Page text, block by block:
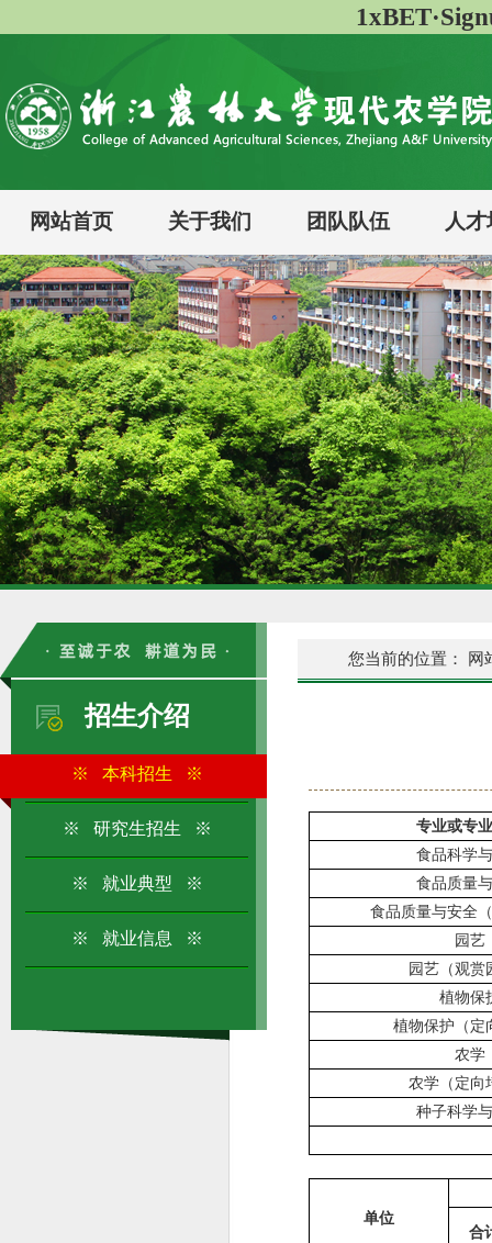
网站首页 关于我们 团队队伍 人
招生介绍
※ 本科招生 ※
※ 研究生招生 ※
※ 就业典型 ※
※ 就业信息 ※
您当前的位置： 网
专业或专
食品科学
食品质量
食品质量与安全
园艺
园艺（观赏
植物保
植物保护（定
农学
农学（定向
种子科学
单位
合